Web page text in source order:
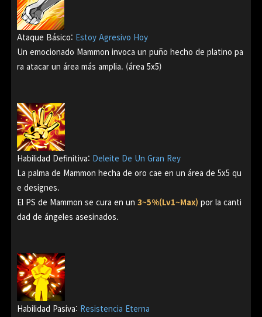
Ataque Básico: Estoy Agresivo Hoy
Un emocionado Mammon invoca un puño hecho de platino pa
ra atacar un área más amplia. (área 5x5)
Habilidad Definitiva: Deleite De Un Gran Rey
La palma de Mammon hecha de oro cae en un área de 5x5 qu
e designes.
El PS de Mammon se cura en un 3~5%(Lv1~Max) por la canti
dad de ángeles asesinados.
Habilidad Pasiva: Resistencia Eterna